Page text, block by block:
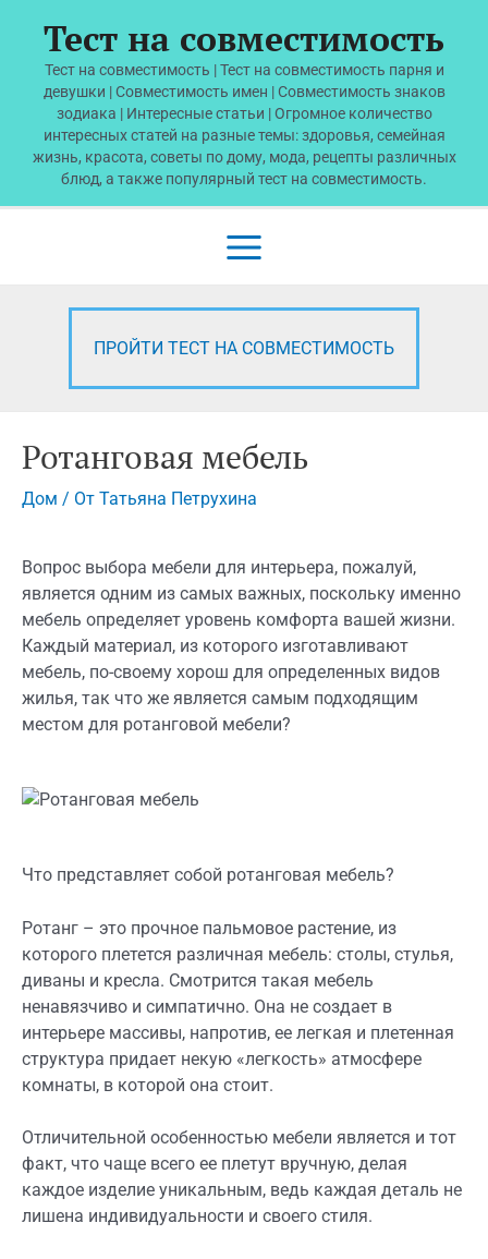
содержимому
Тест на совместимость
Тест на совместимость | Тест на совместимость парня и
девушки | Совместимость имен | Совместимость знаков
зодиака | Интересные статьи | Огромное количество
интересных статей на разные темы: здоровья, семейная
жизнь, красота, советы по дому, мода, рецепты различных
блюд, а также популярный тест на совместимость.
Main
Menu
ПРОЙТИ ТЕСТ НА СОВМЕСТИМОСТЬ
Ротанговая мебель
Дом / От Татьяна Петрухина
Вопрос выбора мебели для интерьера, пожалуй,
является одним из самых важных, поскольку именно
мебель определяет уровень комфорта вашей жизни.
Каждый материал, из которого изготавливают
мебель, по-своему хорош для определенных видов
жилья, так что же является самым подходящим
местом для ротанговой мебели?
Что представляет собой ротанговая мебель?
Ротанг – это прочное пальмовое растение, из
которого плетется различная мебель: столы, стулья,
диваны и кресла. Смотрится такая мебель
ненавязчиво и симпатично. Она не создает в
интерьере массивы, напротив, ее легкая и плетенная
структура придает некую «легкость» атмосфере
комнаты, в которой она стоит.
Отличительной особенностью мебели является и тот
факт, что чаще всего ее плетут вручную, делая
каждое изделие уникальным, ведь каждая деталь не
лишена индивидуальности и своего стиля.